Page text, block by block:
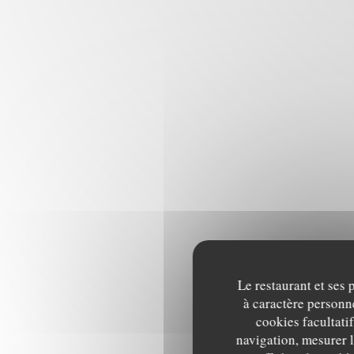
Le restaurant et
à caractère
cookies
navigation, mesurer